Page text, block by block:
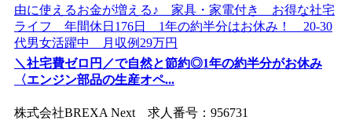
＼社宅費ゼロ円／で自然と節約◎1年の約半分がお休み
〈エンジン部品の生産オペ...
株式会社BREXA Next 求人番号：956731